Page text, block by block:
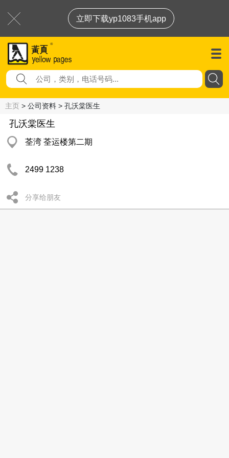
立即下载yp1083手机app
主页 > 公司资料 > 孔沃棠医生
孔沃棠医生
荃湾 荃运楼第二期
2499 1238
分享给朋友